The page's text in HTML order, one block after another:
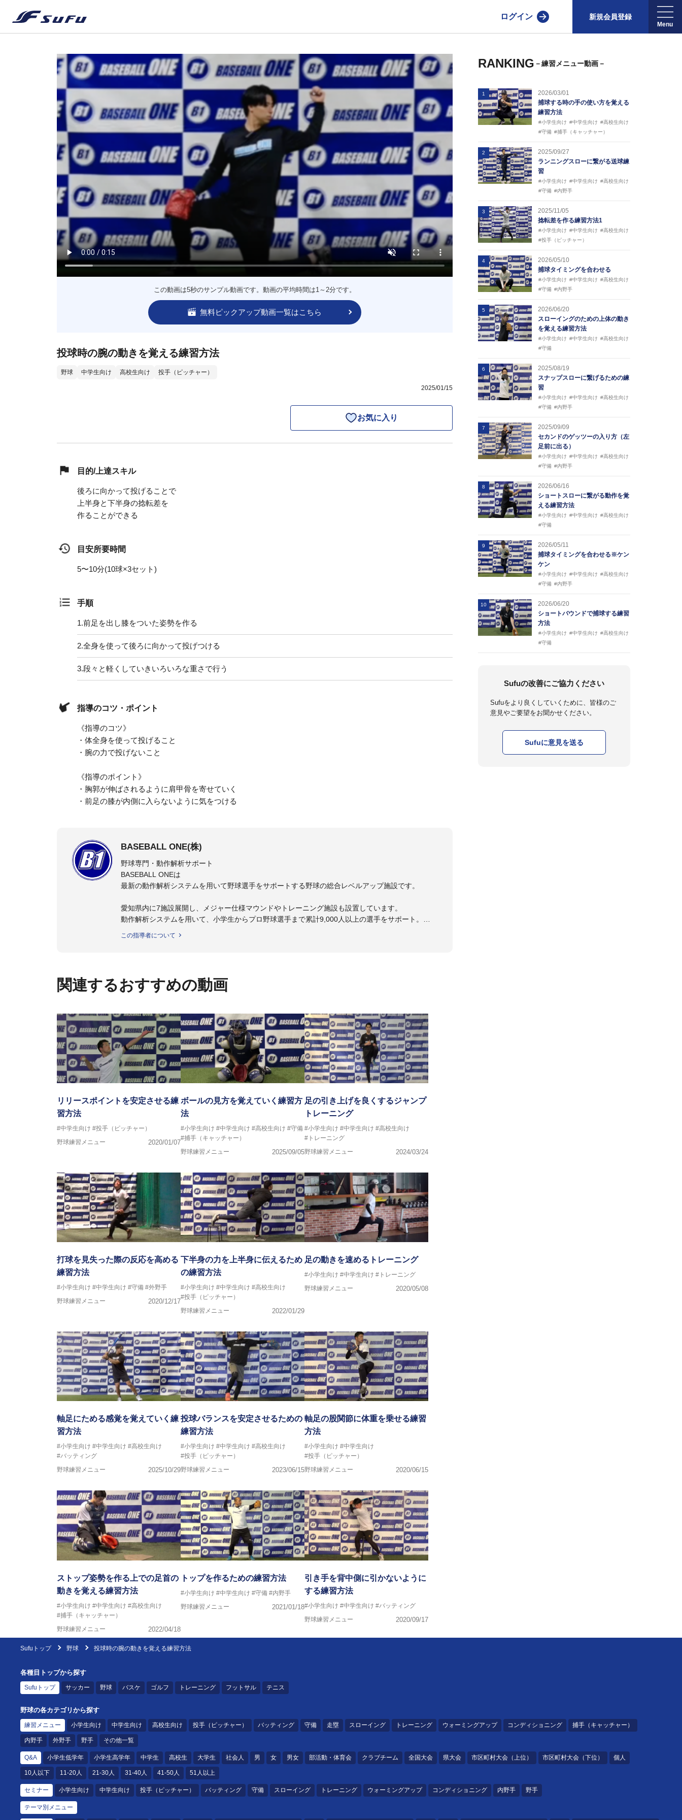
ログイン 新規会員登録
この動画は5秒のサンプル動画です。動画の平均時間は1～2分です。
無料ピックアップ動画一覧はこちら
投球時の腕の動きを覚える練習方法
野球 中学生向け 高校生向け 投手（ピッチャー）
2025/01/15
お気に入り
目的/上達スキル
後ろに向かって投げることで
上半身と下半身の捻転差を
作ることができる
目安所要時間
5〜10分(10球×3セット)
手順
1.前足を出し膝をついた姿勢を作る
2.全身を使って後ろに向かって投げつける
3.段々と軽くしていきいろいろな重さで行う
指導のコツ・ポイント
《指導のコツ》
・体全身を使って投げること
・腕の力で投げないこと
《指導のポイント》
・胸郭が伸ばされるように肩甲骨を寄せていく
・前足の膝が内側に入らないように気をつける
BASEBALL ONE(株)
野球専門・動作解析サポート
BASEBALL ONEは
最新の動作解析システムを用いて野球選手をサポートする野球の総合レベルアップ施設です。
愛知県内に7施設展開し、メジャー仕様マウンドやトレーニング施設も設置しています。
動作解析システムを用いて、小学生からプロ野球選手まで累計9,000人以上の選手をサポート。
この指導者について
関連するおすすめの動画
リリースポイントを安定させる練
習方法
#中学生向け #投手（ピッチャー）
野球練習メニュー
2020/01/07
ボールの見方を覚えていく練習方
法
#小学生向け #中学生向け #高校生向け #守備
#捕手（キャッチャー）
野球練習メニュー
2025/09/05
足の引き上げを良くするジャンプ
トレーニング
#小学生向け #中学生向け #高校生向け
#トレーニング
野球練習メニュー
2024/03/24
打球を見失った際の反応を高める
練習方法
#小学生向け #中学生向け #守備 #外野手
野球練習メニュー
2020/12/17
下半身の力を上半身に伝えるため
の練習方法
#小学生向け #中学生向け #高校生向け
#投手（ピッチャー）
野球練習メニュー
2022/01/29
足の動きを速めるトレーニング
#小学生向け #中学生向け #トレーニング
野球練習メニュー
2020/05/08
軸足にためる感覚を覚えていく練
習方法
#小学生向け #中学生向け #高校生向け
#バッティング
野球練習メニュー
2025/10/29
投球バランスを安定させるための
練習方法
#小学生向け #中学生向け #高校生向け
#投手（ピッチャー）
野球練習メニュー
2023/06/15
軸足の股関節に体重を乗せる練習
方法
#小学生向け #中学生向け
#投手（ピッチャー）
野球練習メニュー
2020/06/15
ストップ姿勢を作る上での足首の
動きを覚える練習方法
#小学生向け #中学生向け #高校生向け
#捕手（キャッチャー）
野球練習メニュー
2022/04/18
トップを作るための練習方法
#小学生向け #中学生向け #守備 #内野手
野球練習メニュー
2021/01/18
引き手を背中側に引かないように
する練習方法
#小学生向け #中学生向け #バッティング
野球練習メニュー
2020/09/17
RANKING －練習メニュー動画－
1
2026/03/01
捕球する時の手の使い方を覚える
練習方法
#小学生向け #中学生向け #高校生向け
#守備 #捕手（キャッチャー）
2
2025/09/27
ランニングスローに繋がる送球練
習
#小学生向け #中学生向け #高校生向け
#守備 #内野手
3
2025/11/05
捻転差を作る練習方法1
#小学生向け #中学生向け #高校生向け
#投手（ピッチャー）
4
2026/05/10
捕球タイミングを合わせる
#小学生向け #中学生向け #高校生向け
#守備 #内野手
5
2026/06/20
スローイングのための上体の動き
を覚える練習方法
#小学生向け #中学生向け #高校生向け
#守備
6
2025/08/19
スナップスローに繋げるための練
習
#小学生向け #中学生向け #高校生向け
#守備 #内野手
7
2025/09/09
セカンドのゲッツーの入り方（左
足前に出る）
#小学生向け #中学生向け #高校生向け
#守備 #内野手
8
2026/06/16
ショートスローに繋がる動作を覚
える練習方法
#小学生向け #中学生向け #高校生向け
#守備
9
2026/05/11
捕球タイミングを合わせる※ケン
ケン
#小学生向け #中学生向け #高校生向け
#守備 #内野手
10
2026/06/20
ショートバウンドで捕球する練習
方法
#小学生向け #中学生向け #高校生向け
#守備
Sufuの改善にご協力ください
Sufuをより良くしていくために、皆様のご
意見やご要望をお聞かせください。
Sufuに意見を送る
Sufuトップ 野球 投球時の腕の動きを覚える練習方法
各種目トップから探す
Sufuトップ サッカー 野球 バスケ ゴルフ トレーニング フットサル テニス
野球の各カテゴリから探す
練習メニュー 小学生向け 中学生向け 高校生向け 投手（ピッチャー） バッティング 守備 走塁 スローイング トレーニング ウォーミングアップ コンディショニング 捕手（キャッチャー）
内野手 外野手 野手 その他一覧
Q&A 小学生低学年 小学生高学年 中学生 高校生 大学生 社会人 男 女 男女 部活動・体育会 クラブチーム 全国大会 県大会 市区町村大会（上位） 市区町村大会（下位） 個人
10人以下 11-20人 21-30人 31-40人 41-50人 51人以上
セミナー 小学生向け 中学生向け 投手（ピッチャー） バッティング 守備 スローイング トレーニング ウォーミングアップ コンディショニング 内野手 野手
テーマ別メニュー